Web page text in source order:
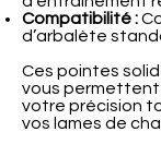
Compatibilité :
d’arbalète
Ces pointes
vous
votre précision
vos lames de